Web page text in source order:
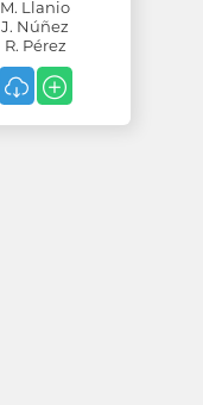
M. Llanio
J. Núñez
R. Pérez